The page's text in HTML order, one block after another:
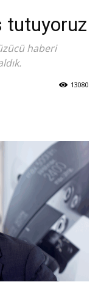
tutuyoruz
haberi
13080